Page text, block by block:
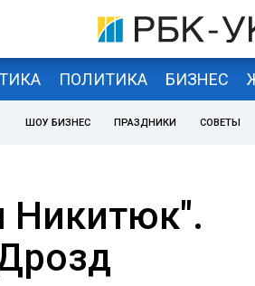
ПОЛИТИКА БИЗНЕС
ШОУ БИЗНЕС ПРАЗДНИКИ СОВЕТЫ
Никитюк".